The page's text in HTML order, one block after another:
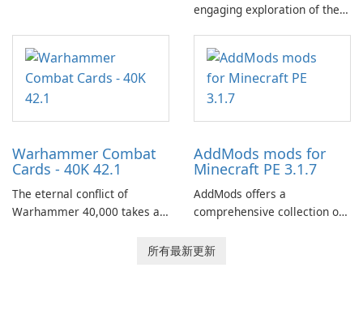
engaging exploration of the
centered around the pursuit
of your brother, Andor,
through a quest-driven
narrative inspired by classic
Warhammer Combat
Cards - 40K 42.1
The eternal conflict of
Warhammer 40,000 takes a
Combat Cards - 40K, a card
AddMods mods for
Minecraft PE 3.1.7
AddMods offers a
comprehensive collection of
allowing you to enhance your
所有最新更新